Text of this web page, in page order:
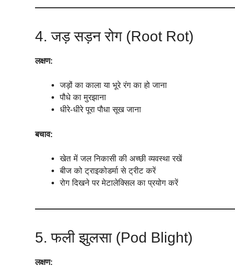
4. जड़ सड़न रोग (Root Rot)
लक्षण:
जड़ों का काला या भूरे रंग का हो जाना
पौधे का मुरझाना
धीरे-धीरे पूरा पौधा सूख जाना
बचाव:
खेत में जल निकासी की अच्छी व्यवस्था रखें
बीज को ट्राइकोडर्मा से ट्रीट करें
रोग दिखने पर मेटालेक्सिल का प्रयोग करें
5. फली झुलसा (Pod Blight)
लक्षण: